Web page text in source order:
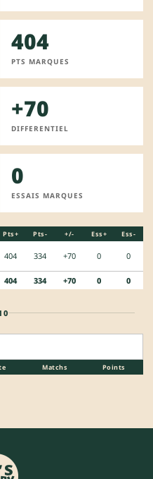
404
PTS MARQUES
+70
DIFFERENTIEL
0
ESSAIS MARQUES
Pts+ Pts- +/- Ess+ Ess-
404 334 +70 0 0
404 334 +70 0 0
Matchs Points